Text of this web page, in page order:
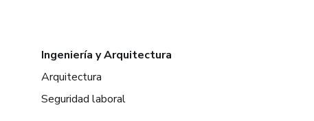
Ingeniería y Arquitectura
Arquitectura
Seguridad laboral